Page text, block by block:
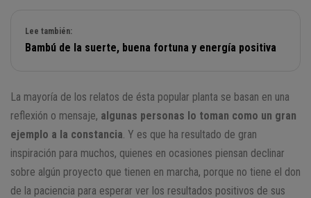
Lee también:
Bambú de la suerte, buena fortuna y energía positiva
La mayoría de los relatos de ésta popular planta se basan en una
reflexión o mensaje, algunas personas lo toman como un gran
ejemplo a la constancia . Y es que ha resultado de gran
inspiración para muchos, quienes en ocasiones piensan declinar
sobre algún proyecto que tienen en marcha, porque no tiene el don
de la paciencia para esperar ver los resultados positivos de sus